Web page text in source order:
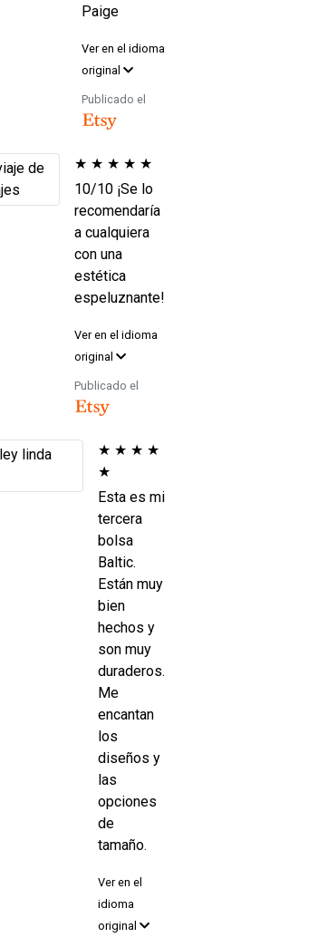
Paige
Ver en el idioma
original
Publicado el
★ ★ ★ ★ ★
10/10 ¡Se lo
recomendaría
a cualquiera
con una
estética
espeluznante!
Ver en el idioma
original
Publicado el
★ ★ ★ ★
★
Esta es mi
tercera
bolsa
Baltic.
Están muy
bien
hechos y
son muy
duraderos.
Me
encantan
los
diseños y
las
opciones
de
tamaño.
Ver en el
idioma
original